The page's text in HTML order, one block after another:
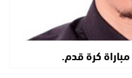
كرة قدم.